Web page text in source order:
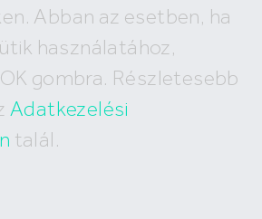
Abban az esetben, ha
használatához,
gombra. Részletesebb
Adatkezelési
talál.
IV. kerület
VI. kerület
VII. kerület
VIII. kerület
IX. kerület
X. kerület
XV. kerület
XVII. kerület
XVIII. kerület
XX. kerület
XVI. kerületi lakások